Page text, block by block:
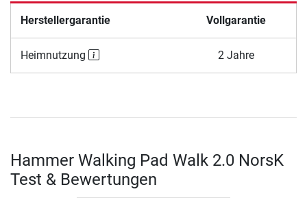
Herstellergarantie Vollgarantie
Heimnutzung 2 Jahre
Hammer Walking Pad Walk 2.0 NorsK
Test & Bewertungen